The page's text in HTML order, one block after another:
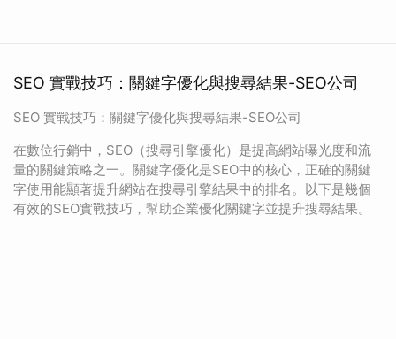
SEO 實戰技巧：關鍵字優化與搜尋結果-SEO公司
SEO 實戰技巧：關鍵字優化與搜尋結果-SEO公司
在數位行銷中，SEO（搜尋引擎優化）是提高網站曝光度和流
量的關鍵策略之一。關鍵字優化是SEO中的核心，正確的關鍵
字使用能顯著提升網站在搜尋引擎結果中的排名。以下是幾個
有效的SEO實戰技巧，幫助企業優化關鍵字並提升搜尋結果。